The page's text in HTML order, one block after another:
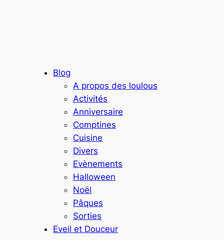
Blog
A propos des loulous
Activités
Anniversaire
Comptines
Cuisine
Divers
Evènements
Halloween
Noël
Pâques
Sorties
Eveil et Douceur